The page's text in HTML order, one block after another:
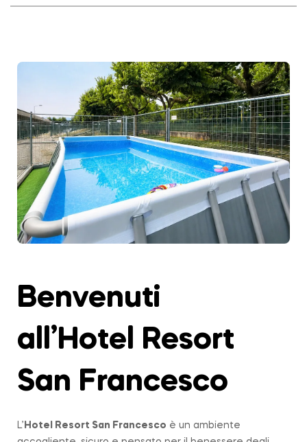
Benvenuti
all’Hotel Resort
San Francesco
L’ Hotel Resort San Francesco è un ambiente